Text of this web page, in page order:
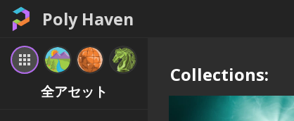
Poly Haven
全アセット
Collections: